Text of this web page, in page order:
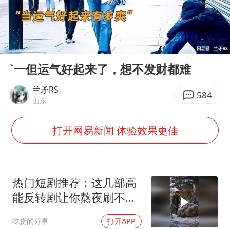
国足U17与阿森纳决赛取消 并列冠军
王艺迪2-4不敌张本美和止步4强
上门女婿出轨女邻居多年被判重婚罪
《披荆斩棘2026》阵容官宣
2025年小学教师减少13.19万
白海豚或提早3小时登陆
上海大部迎大暴雨
《龙餐馆》 冲奖
蒯曼挺进WTT横滨冠军赛女单四强
Play
00:00 03:25
`一但运气好起来了，想不发财都难
兰矛RS
山东 584
打开网易新闻 体验效果更佳
热门短剧推荐：这几部高
能反转剧让你熬夜刷不
吃货的分享 打开APP